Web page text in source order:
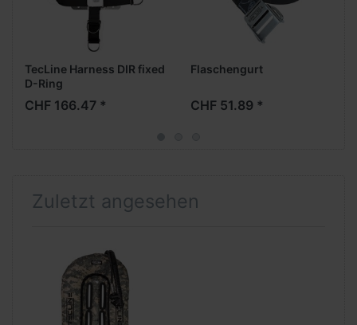
TecLine Harness DIR fixed
D-Ring
CHF 166.47 *
Flaschengurt
CHF 51.89 *
Zuletzt angesehen